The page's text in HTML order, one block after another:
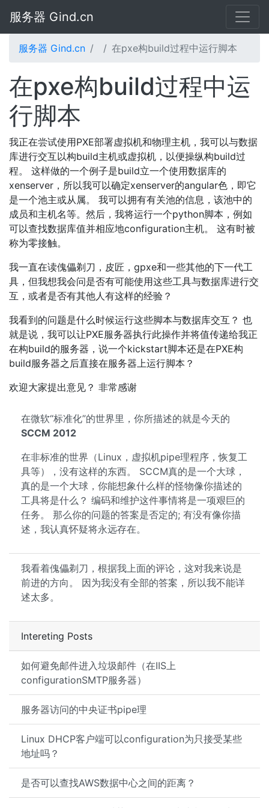
服务器 Gind.cn
服务器 Gind.cn 在pxe构build过程中运行脚本
Intereting Posts
如何避免邮件进入垃圾邮件（在IIS上
configurationSMTP服务器）
服务器访问的中央证书pipe理
Linux DHCP客户端可以configuration为只接受某些
地址吗？
是否可以查找AWS数据中心之间的距离？
在pxe构build过程中运
行脚本
我正在尝试使用PXE部署虚拟机和物理主机，我可以与数据
库进行交互以构build主机或虚拟机，以便操纵构build过
程。 这样做的一个例子是build立一个使用数据库的
xenserver，所以我可以确定xenserver的angular色，即它
是一个池主或从属。 我可以拥有有关池的信息，该池中的
成员和主机名等。然后，我将运行一个python脚本，例如
可以查找数据库值并相应地configuration主机。 这有时被
称为零接触。
我一直在读傀儡剃刀，皮匠，gpxe和一些其他的下一代工
具，但我想我会问是否有可能使用这些工具与数据库进行交
互，或者是否有其他人有这样的经验？
我看到的问题是什么时候运行这些脚本与数据库交互？ 也
就是说，我可以让PXE服务器执行此操作并将值传递给我正
在构build的服务器，说一个kickstart脚本还是在PXE构
build服务器之后直接在服务器上运行脚本？
欢迎大家提出意见？ 非常感谢
在微软“标准化”的世界里，你所描述的就是今天的
SCCM 2012
在非标准的世界（Linux，虚拟机pipe理程序，恢复工
具等），没有这样的东西。 SCCM真的是一个大球，
真的是一个大球，你能想象什么样的怪物像你描述的
工具将是什么？ 编码和维护这件事情将是一项艰巨的
任务。 那么你的问题的答案是否定的; 有没有像你描
述，我认真怀疑将永远存在。
我看着傀儡剃刀，根据我上面的评论，这对我来说是
前进的方向。 因为我没有全部的答案，所以我不能详
述太多。